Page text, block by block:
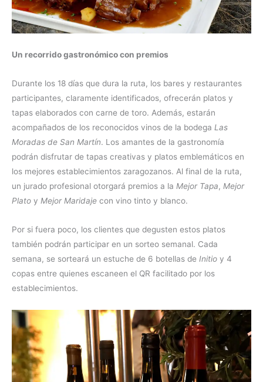
Un recorrido gastronómico con premios
Durante los 18 días que dura la ruta, los bares y restaurantes
participantes, claramente identificados, ofrecerán platos y
tapas elaborados con carne de toro. Además, estarán
acompañados de los reconocidos vinos de la bodega Las
Moradas de San Martín. Los amantes de la gastronomía
podrán disfrutar de tapas creativas y platos emblemáticos en
los mejores establecimientos zaragozanos. Al final de la ruta,
un jurado profesional otorgará premios a la Mejor Tapa, Mejor
Plato y Mejor Maridaje con vino tinto y blanco.
Por si fuera poco, los clientes que degusten estos platos
también podrán participar en un sorteo semanal. Cada
semana, se sorteará un estuche de 6 botellas de Initio y 4
copas entre quienes escaneen el QR facilitado por los
establecimientos.